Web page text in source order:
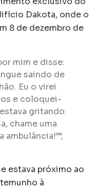
Dakota, onde o
8 de dezembro de
mim e disse:
saindo de
Eu o virei
e coloquei-
gritando:
chame uma
ambulância!’”,
estava próximo ao
à